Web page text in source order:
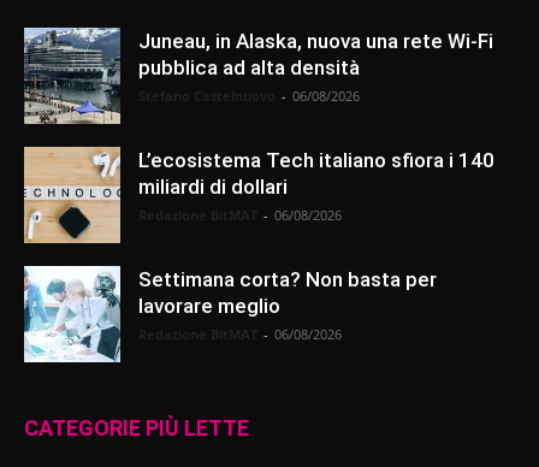
Juneau, in Alaska, nuova una rete Wi-Fi
pubblica ad alta densità
- 06/08/2026
L’ecosistema Tech italiano sfiora i 140
miliardi di dollari
- 06/08/2026
Settimana corta? Non basta per
lavorare meglio
- 06/08/2026
CATEGORIE PIÙ LETTE